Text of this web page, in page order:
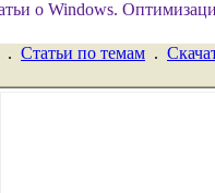
. Статьи по темам .